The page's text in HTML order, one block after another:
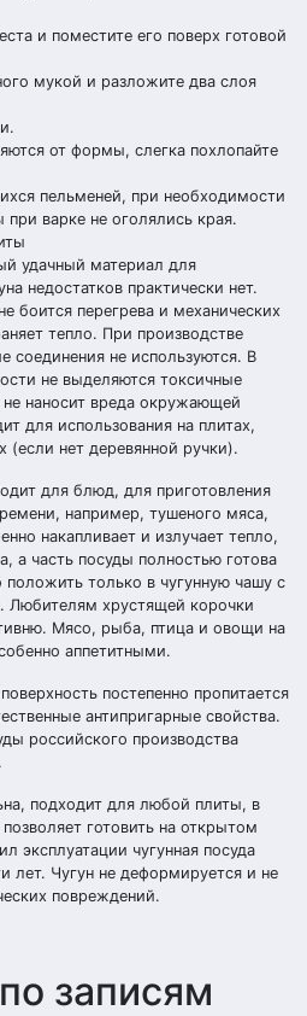
и поместите его поверх готовой
мукой и разложите два слоя
от формы, слегка похлопайте
пельменей, при необходимости
варке не оголялись края.
удачный материал для
недостатков практически нет.
боится перегрева и механических
тепло. При производстве
соединения не используются. В
не выделяются токсичные
наносит вреда окружающей
для использования на плитах,
(если нет деревянной ручки).
для блюд, для приготовления
например, тушеного мяса,
накапливает и излучает тепло,
а часть посуды полностью готова
только в чугунную чашу с
Любителям хрустящей корочки
Мясо, рыба, птица и овощи на
аппетитными.
постепенно пропитается
антипригарные свойства.
российского производства
подходит для любой плиты, в
готовить на открытом
эксплуатации чугунная посуда
лет. Чугун не деформируется и не
повреждений.
записям